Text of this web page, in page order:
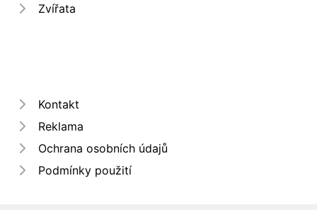
Zvířata
Kontakt
Reklama
Ochrana osobních údajů
Podmínky použití